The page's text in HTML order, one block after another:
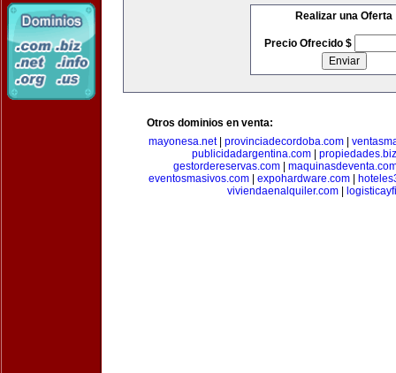
Realizar una Oferta
Precio Ofrecido $
Otros dominios en venta:
mayonesa.net| provinciadecordoba.com
publicidadargentina.com| propiedades.biz
gestordereservas.com|
eventosmasivos.com
expohardware.com
viviendaenalquiler.com